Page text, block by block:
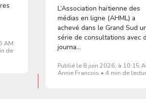
AM
de
L’Association haïtienne des
médias en ligne (AHML) a
achevé dans le Grand Sud
série de consultations avec
journa...
Publié le 8 juin 2026, à 10:15
Annie Francois • 4 min de